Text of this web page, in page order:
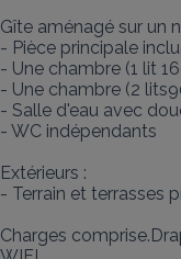
Gîte aménagé sur un
- Pièce principale
- Une chambre (1 lit
- Une chambre (2
- Salle d'eau avec
- WC indépendants
Extérieurs :
- Terrain et terrasses
Charges